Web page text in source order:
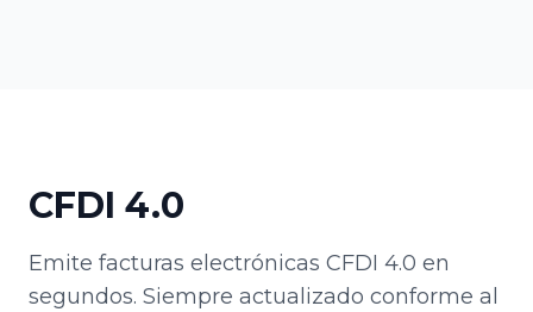
CFDI 4.0
Emite facturas electrónicas CFDI 4.0 en
segundos. Siempre actualizado conforme al